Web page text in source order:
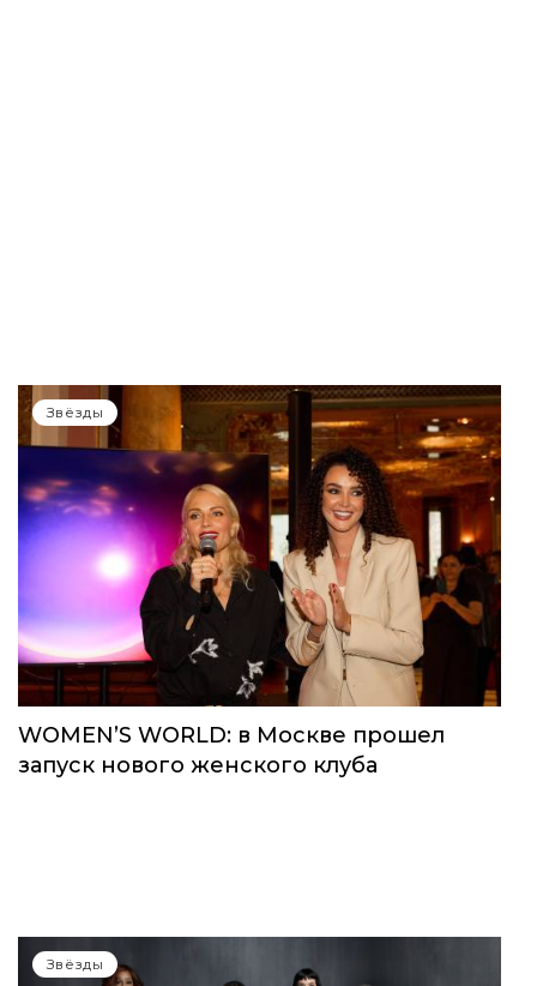
Звёзды
WOMEN’S WORLD: в Москве прошел
запуск нового женского клуба
Звёзды